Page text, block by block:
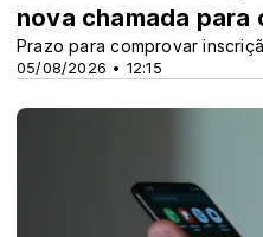
05/08/2026 • 12:15
nova chamada para
Prazo para comprovar